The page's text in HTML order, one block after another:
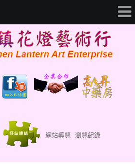
網站導覽 瀏覽紀錄
『百鎮花燈藝術行』專業為您客製化